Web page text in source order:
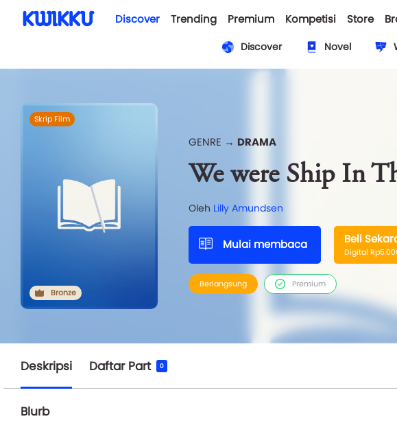
Discover Trending Premium Kompetisi Store
Discover Novel
Skrip Film
Bronze
GENRE → DRAMA
We were Ship In
Oleh Lilly Amundsen
Mulai membaca Beli
Digital
Berlangsung Premium
Deskripsi Daftar Part 0
Blurb